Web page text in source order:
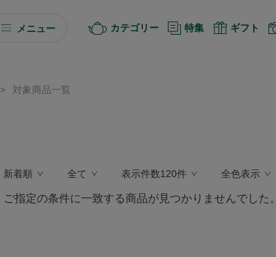
メニュー カテゴリー 特集 ギフト
> 対象商品一覧
新着順 全て 表示件数120件 全色表示
ご指定の条件に一致する商品が見つかりませんでした。